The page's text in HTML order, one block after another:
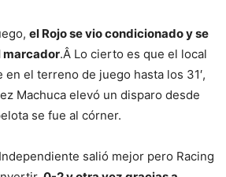
el Rojo se vio condicionado y se
marcador.Â Lo cierto es que el local
el terreno de juego hasta los 31′,
Machuca elevó un disparo desde
se fue al córner.
salió mejor pero Racing